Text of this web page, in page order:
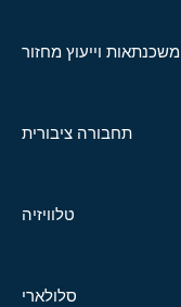
משכנתאות וייעוץ מחזור
תחבורה ציבורית
טלוויזיה
סלולארי